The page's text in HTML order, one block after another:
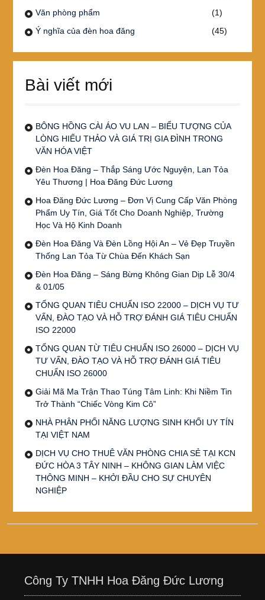
Văn phòng phẩm
(1)
Ý nghĩa của đèn hoa đăng
(45)
Bài viết mới
BÔNG HỒNG CÀI ÁO VU LAN – BIỂU TƯỢNG CỦA
LÒNG HIẾU THẢO VÀ GIÁ TRỊ GIA ĐÌNH TRONG
VĂN HÓA VIỆT
Đèn Hoa Đăng – Thắp Sáng Ước Nguyện, Lan Tỏa
Yêu Thương | Hoa Đăng Đức Lương
Hoa Đăng Đức Lương – Đơn Vị Cung Cấp Văn Phòng
Phẩm Uy Tín, Giá Tốt Cho Doanh Nghiệp, Trường
Học Và Hộ Kinh Doanh
Đèn Hoa Đăng Và Đèn Lồng Hội An – Vẻ Đẹp Truyền
Thống Lan Tỏa Từ Chùa Đến Khách Sạn
Đèn Hoa Đăng – Sáng Bừng Không Gian Dịp Lễ 30/4
& 01/05
TỔNG QUAN TIÊU CHUẨN ISO 22000 – DỊCH VỤ TƯ
VẤN, ĐÀO TẠO VÀ HỖ TRỢ ĐÁNH GIÁ TIÊU CHUẨN
ISO 22000
TỔNG QUAN TỪ TIÊU CHUẨN ISO 26000 – DỊCH VỤ
TƯ VẤN, ĐÀO TẠO VÀ HỖ TRỢ ĐÁNH GIÁ TIÊU
CHUẨN ISO 26000
Giải Mã Ma Trận Thao Túng Tâm Linh: Khi Niềm Tin
Trở Thành “Chiếc Vòng Kim Cô”
NHÀ PHÂN PHỐI NĂNG LƯỢNG SINH KHỐI UY TÍN
TẠI VIỆT NAM
DỊCH VỤ CHO THUÊ VĂN PHÒNG CHIA SẺ TẠI KCN
ĐỨC HÒA 3 TÂY NINH – KHÔNG GIAN LÀM VIỆC
THÔNG MINH – KHỞI ĐẦU CHO SỰ CHUYÊN
NGHIỆP
Công Ty TNHH Hoa Đăng Đức Lương